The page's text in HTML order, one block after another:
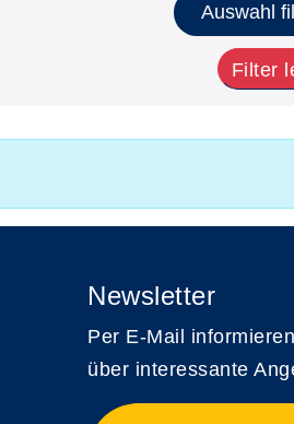
Auswahl
Filter
Newsletter
Per E-Mail
über interessante